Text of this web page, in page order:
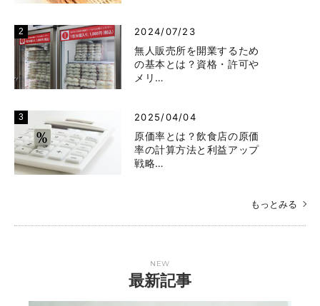
2024/07/23
無人販売所を開業するため
の基本とは？資格・許可や
メリ…
2025/04/04
原価率とは？飲食店の原価
率の計算方法と利益アップ
戦略…
もっとみる
NEW
最新記事